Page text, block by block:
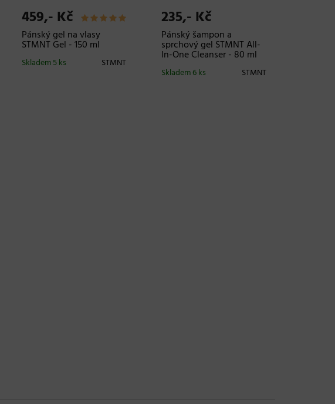
459,- Kč
Pánský gel na vlasy
STMNT Gel - 150 ml
STMNT
Skladem 5 ks
235,- Kč
Pánský šampon a
sprchový gel STMNT All-
In-One Cleanser - 80 ml
STMNT
Skladem 6 ks